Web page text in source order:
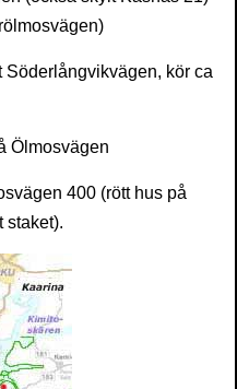
Söderlångvikvägen, kör ca
Ölmosvägen
400 (rött hus på
staket).